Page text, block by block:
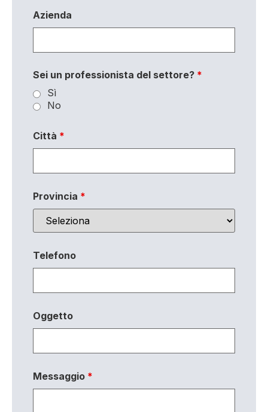
Azienda
Sei un professionista del settore? *
Sì
No
Città *
Provincia *
Telefono
Oggetto
Messaggio *